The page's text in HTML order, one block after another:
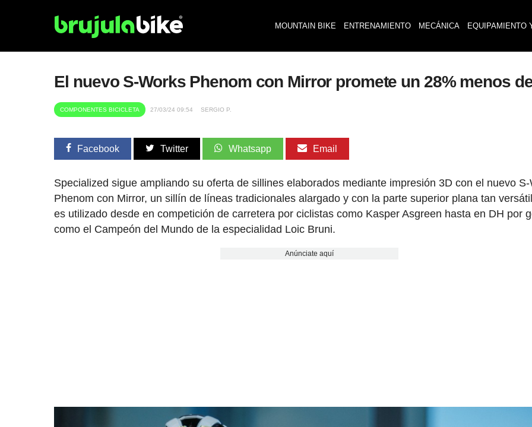
MOUNTAIN BIKE ENTRENAMIENTO MECÁNICA EQUIPAMIENTO
El nuevo S-Works Phenom con Mirror promete un 28% menos
COMPONENTES BICICLETA 27/03/24 09:54 SERGIO P.
Facebook Twitter Whatsapp Email
Specialized sigue ampliando su oferta de sillines elaborados mediante impresión 3D con el nuevo
Phenom con Mirror, un sillín de líneas tradicionales alargado y con la parte superior plana tan
es utilizado desde en competición de carretera por ciclistas como Kasper Asgreen hasta en DH por
como el Campeón del Mundo de la especialidad Loic Bruni.
Anúnciate aquí